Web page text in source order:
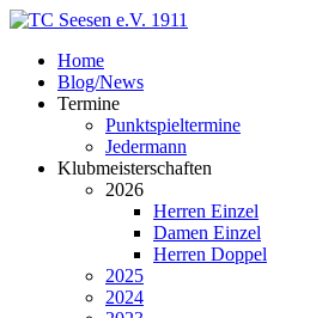
Home
Blog/News
Termine
Punktspieltermine
Jedermann
Klubmeisterschaften
2026
Herren Einzel
Damen Einzel
Herren Doppel
2025
2024